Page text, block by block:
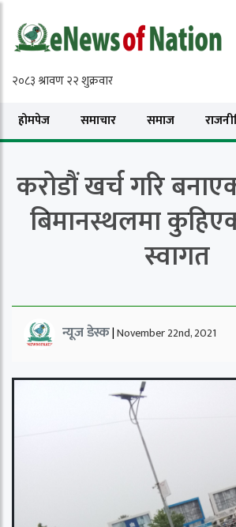
होमपेज समाचार समाज
करोडौं खर्च गरि
बिमानस्थलमा
स्वागत
न्यूज डेस्क|November 22nd, 2021